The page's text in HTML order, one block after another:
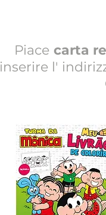
Piace carta
inserire l'